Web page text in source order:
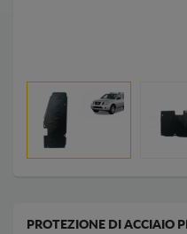
PROTEZIONE DI ACCIAIO